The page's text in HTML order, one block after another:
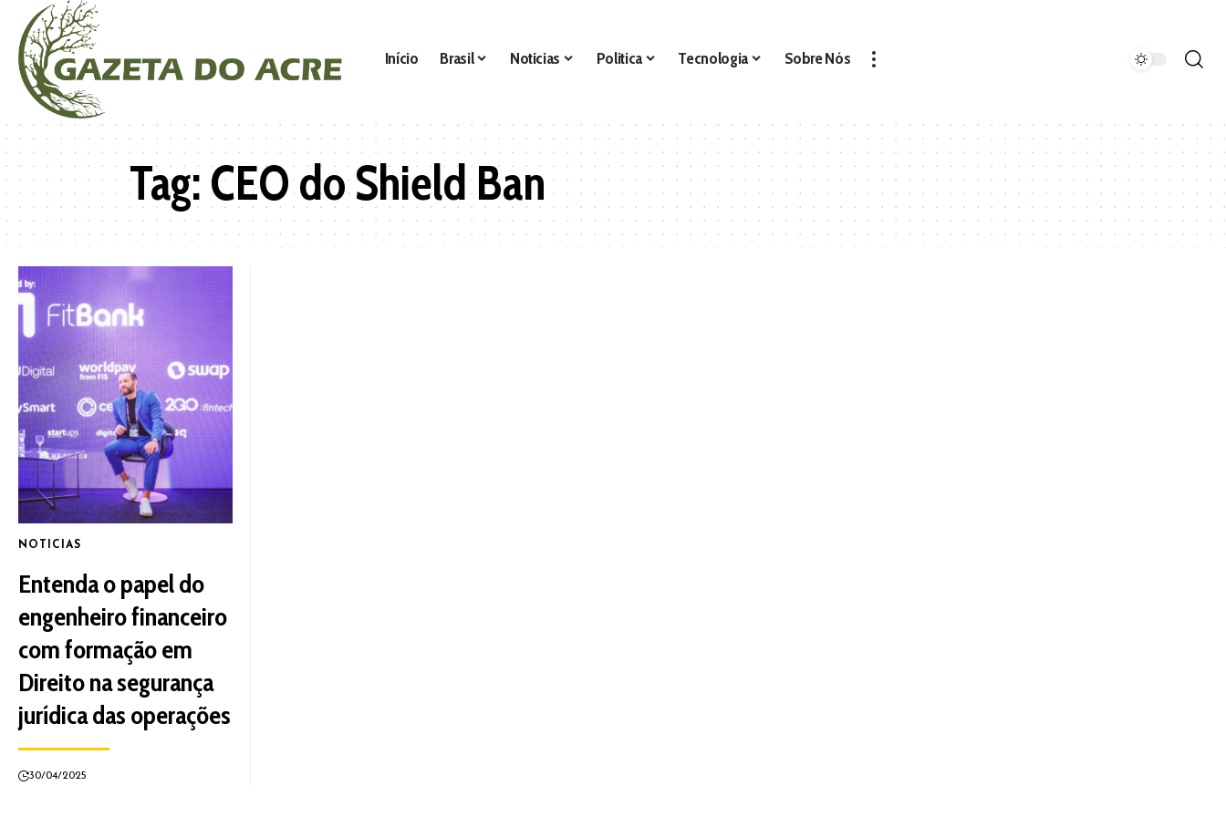
Início Brasil Noticias Politica Tecnologia Sobre Nós
Tag:CEO do Shield Ban
NOTICIAS
Entenda o papel do
engenheiro financeiro
com formação em
Direito na segurança
jurídica das operações
30/04/2025